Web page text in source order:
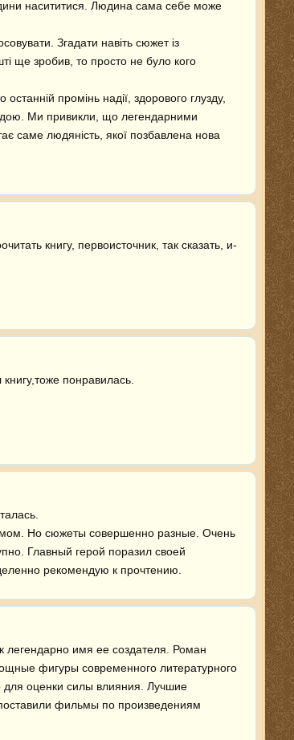
насититися. Людина сама себе може
Згадати навіть сюжет із
ще зробив, то просто не було кого
Ми привикли, що легендарними
саме людяність, якої позбавлена нова
книгу, первоисточник, так сказать, и-
понравилась.
Но сюжеты совершенно разные. Очень
Главный герой поразил своей
рекомендую к прочтению.
легендарно имя ее создателя. Роман
фигуры современного литературного
для оценки силы влияния. Лучшие
фильмы по произведениям